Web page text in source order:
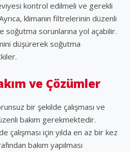
kontrol edilmeli ve gerekli
klimanın filtrelerinin düzenli
sorunlarına yol açabilir.
düşürerek soğutma
ve Çözümler
bir şekilde çalışması ve
bakım gerekmektedir.
çalışması için yılda en az bir kez
bakım yapılması